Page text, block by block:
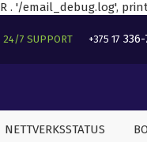
. '/email_debug.log',
24/7 SUPPORT +375 17
NETTVERKSSTATUS